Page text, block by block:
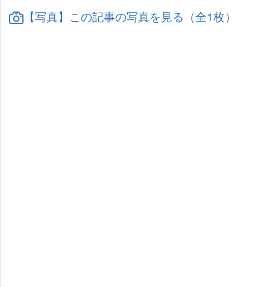
【写真】この記事の写真を見る（全1枚）